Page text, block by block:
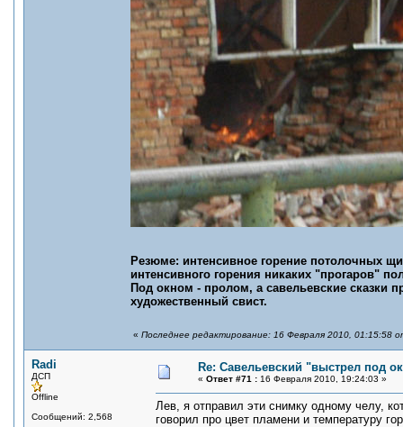
Резюме: интенсивное горение потолочных
интенсивного горения никаких "прогаров"
Под окном - пролом, а савельевские сказки
художественный свист.
« Последнее редактирование: 16 Февраля 2010, 01:15:58
Radi
ДСП
Offline
Сообщений: 2,568
Re: Савельевский "выстрел под
« Ответ #71 : 16 Февраля 2010, 19:24:03 »
Лев, я отправил эти снимку одному челу,
говорил про цвет пламени и температуру